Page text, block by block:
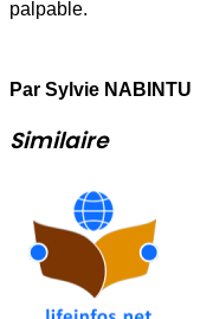
palpable.
Par Sylvie NABINTU
Similaire